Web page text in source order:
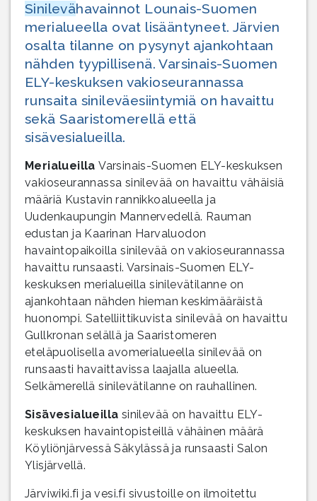
Sinilevähavainnot Lounais-Suomen
merialueella ovat lisääntyneet. Järvien
osalta tilanne on pysynyt ajankohtaan
nähden tyypillisenä. Varsinais-Suomen
ELY-keskuksen vakioseurannassa
runsaita sinileväesiintymiä on havaittu
sekä Saaristomerellä että
sisävesialueilla.
MerialueillaVarsinais-Suomen ELY-keskuksen
vakioseurannassa sinilevää on havaittu vähäisiä
määriä Kustavin rannikkoalueella ja
Uudenkaupungin Mannervedellä. Rauman
edustan ja Kaarinan Harvaluodon
havaintopaikoilla sinilevää on vakioseurannassa
havaittu runsaasti. Varsinais-Suomen ELY-
keskuksen merialueilla sinilevätilanne on
ajankohtaan nähden hieman keskimääräistä
huonompi. Satelliittikuvista sinilevää on havaittu
Gullkronan selällä ja Saaristomeren
eteläpuolisella avomerialueella sinilevää on
runsaasti havaittavissa laajalla alueella.
Selkämerellä sinilevätilanne on rauhallinen.
Sisävesialueilla sinilevää on havaittu ELY-
keskuksen havaintopisteillä vähäinen määrä
Köyliönjärvessä Säkylässä ja runsaasti Salon
Ylisjärvellä.
Järviwiki.fi ja vesi.fi sivustoille on ilmoitettu